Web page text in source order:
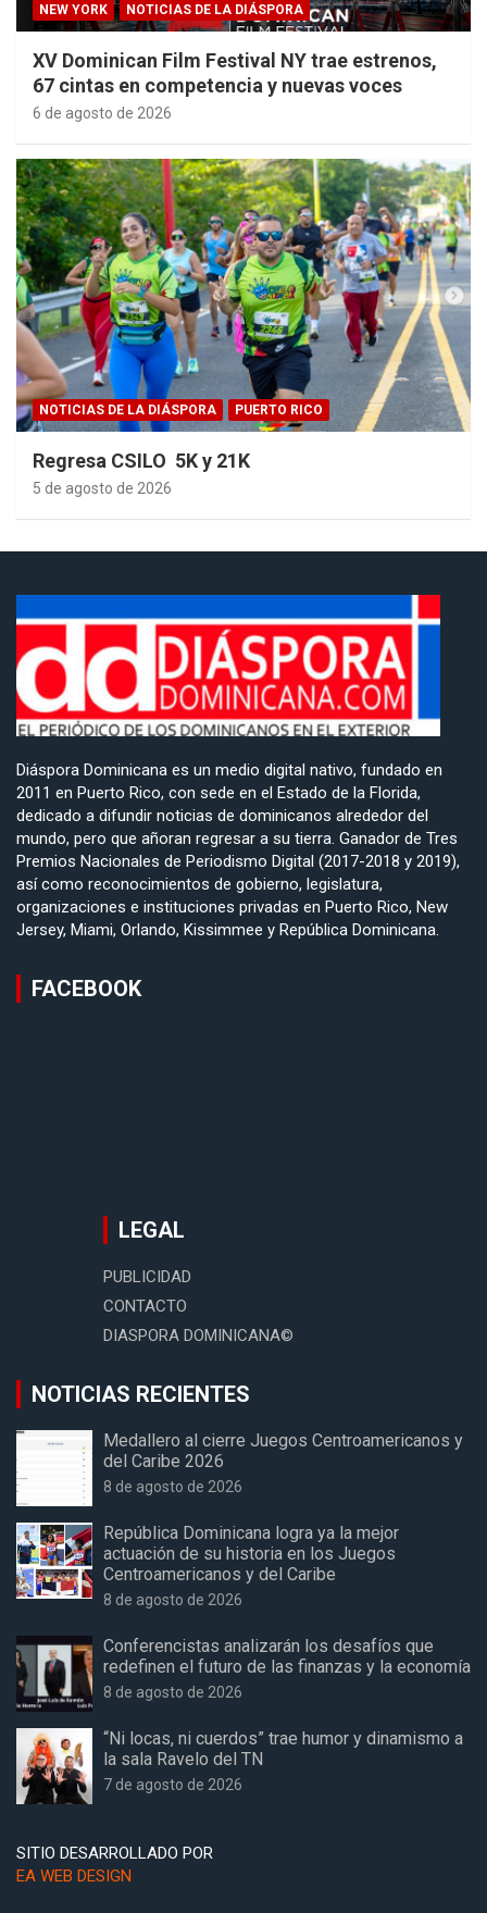
NEW YORK NOTICIAS DE LA DIÁSPORA
XV Dominican Film Festival NY trae estrenos,
67 cintas en competencia y nuevas voces
6 de agosto de 2026
NOTICIAS DE LA DIÁSPORA PUERTO RICO
Regresa CSILO 5K y 21K
5 de agosto de 2026
Diáspora Dominicana es un medio digital nativo, fundado en
2011 en Puerto Rico, con sede en el Estado de la Florida,
dedicado a difundir noticias de dominicanos alrededor del
mundo, pero que añoran regresar a su tierra. Ganador de Tres
Premios Nacionales de Periodismo Digital (2017-2018 y 2019),
así como reconocimientos de gobierno, legislatura,
organizaciones e instituciones privadas en Puerto Rico, New
Jersey, Miami, Orlando, Kissimmee y República Dominicana.
FACEBOOK
LEGAL
PUBLICIDAD
CONTACTO
DIASPORA DOMINICANA©
NOTICIAS RECIENTES
Medallero al cierre Juegos Centroamericanos y
del Caribe 2026
8 de agosto de 2026
República Dominicana logra ya la mejor
actuación de su historia en los Juegos
Centroamericanos y del Caribe
8 de agosto de 2026
Conferencistas analizarán los desafíos que
redefinen el futuro de las finanzas y la economía
8 de agosto de 2026
“Ni locas, ni cuerdos” trae humor y dinamismo a
la sala Ravelo del TN
7 de agosto de 2026
SITIO DESARROLLADO POR
EA WEB DESIGN